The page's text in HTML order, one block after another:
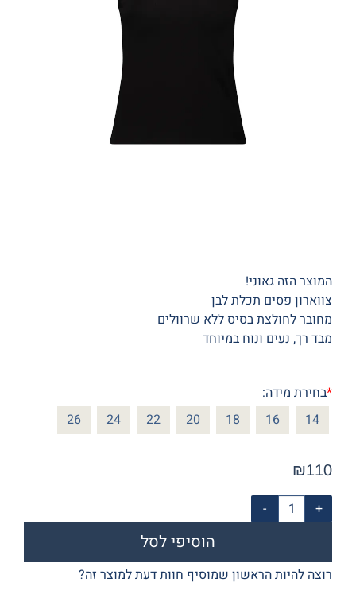
המוצר הזה גאוני!
צווארון פסים תכלת לבן
מחובר לחולצת בסיס ללא שרוולים
מבד רך, נעים ונוח במיוחד
*בחירת מידה:
14
16
18
20
22
24
26
₪110
הוסיפי לסל
רוצה להיות הראשון שמוסיף חוות דעת למוצר זה?